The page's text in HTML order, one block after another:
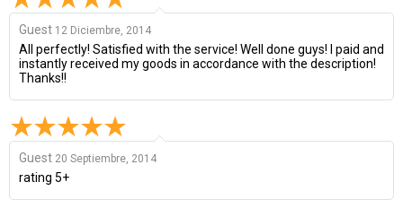
Guest 12 Diciembre, 2014
All perfectly! Satisfied with the service! Well done guys! I paid and
instantly received my goods in accordance with the description!
Thanks!!
Guest 20 Septiembre, 2014
rating 5+